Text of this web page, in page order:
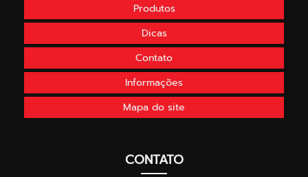
Produtos
Dicas
Contato
Informações
Mapa do site
CONTATO